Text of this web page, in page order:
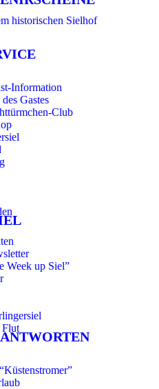
historischen Sielhof
Information
Gastes
Club
Week up Siel”
Flut